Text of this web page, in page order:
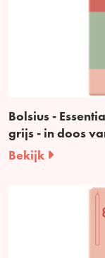
Bolsius -
grijs - in doos
Bekijk